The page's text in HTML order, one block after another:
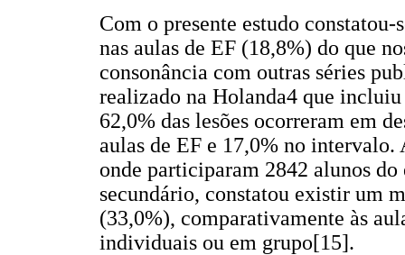
Com o presente estudo
nas aulas de EF (18,8%) do que
consonância com outras séries
realizado na Holanda4 que
62,0% das lesões ocorreram em
aulas de EF e 17,0% no
onde participaram 2842 alunos
secundário, constatou existir um
(33,0%), comparativamente às
individuais ou em grupo[15].